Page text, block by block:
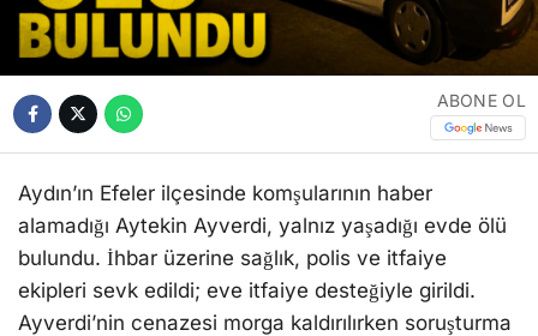
ABONE OL
Aydın’ın Efeler ilçesinde komşularının haber
alamadığı Aytekin Ayverdi, yalnız yaşadığı evde ölü
bulundu. İhbar üzerine sağlık, polis ve itfaiye
ekipleri sevk edildi; eve itfaiye desteğiyle girildi.
Ayverdi’nin cenazesi morga kaldırılırken soruşturma